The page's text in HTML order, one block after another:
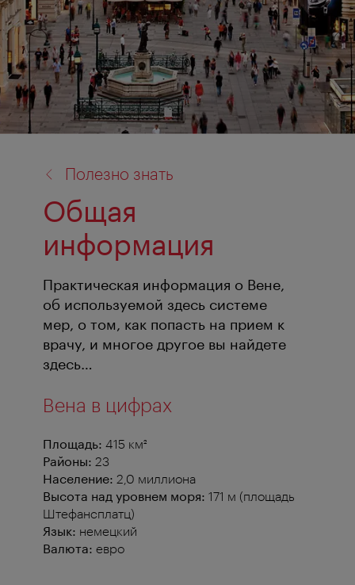
Полезно знать
Общая
информация
Практическая информация о Вене,
об используемой здесь системе
мер, о том, как попасть на прием к
врачу, и многое другое вы найдете
здесь…
Вена в цифрах
Площадь: 415 км²
Районы: 23
Население: 2,0 миллиона
Высота над уровнем моря: 171 м (площадь
Штефансплатц)
Язык: немецкий
Валюта: евро